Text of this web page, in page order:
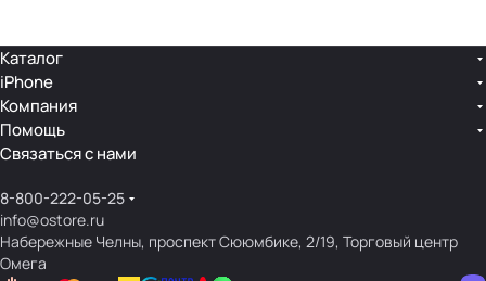
Каталог
iPhone
Компания
Помощь
Связаться с нами
8-800-222-05-25
info@ostore.ru
Набережные Челны, проспект Сююмбике, 2/19, Торговый центр
Омега